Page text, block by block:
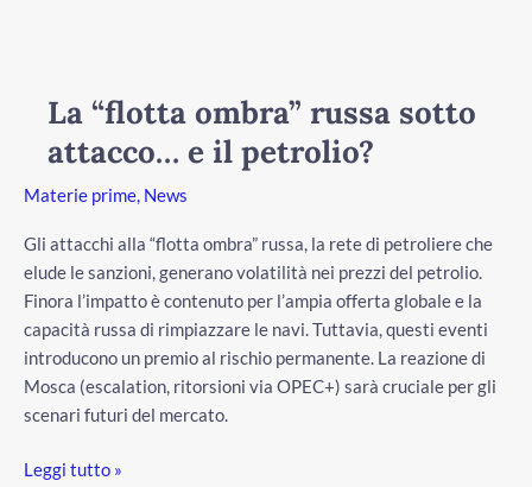
La “flotta ombra” russa sotto
attacco… e il petrolio?
Materie prime News
Gli attacchi alla “flotta ombra” russa, la rete di petroliere che
elude le sanzioni, generano volatilità nei prezzi del petrolio.
Finora l’impatto è contenuto per l’ampia offerta globale e la
capacità russa di rimpiazzare le navi. Tuttavia, questi eventi
introducono un premio al rischio permanente. La reazione di
Mosca (escalation, ritorsioni via OPEC+) sarà cruciale per gli
scenari futuri del mercato.
russa
sotto
e
il
petrolio?
Leggi tutto »